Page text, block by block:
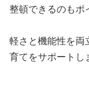
整頓できるのもポ
軽さと機能性を両
育てをサポートし